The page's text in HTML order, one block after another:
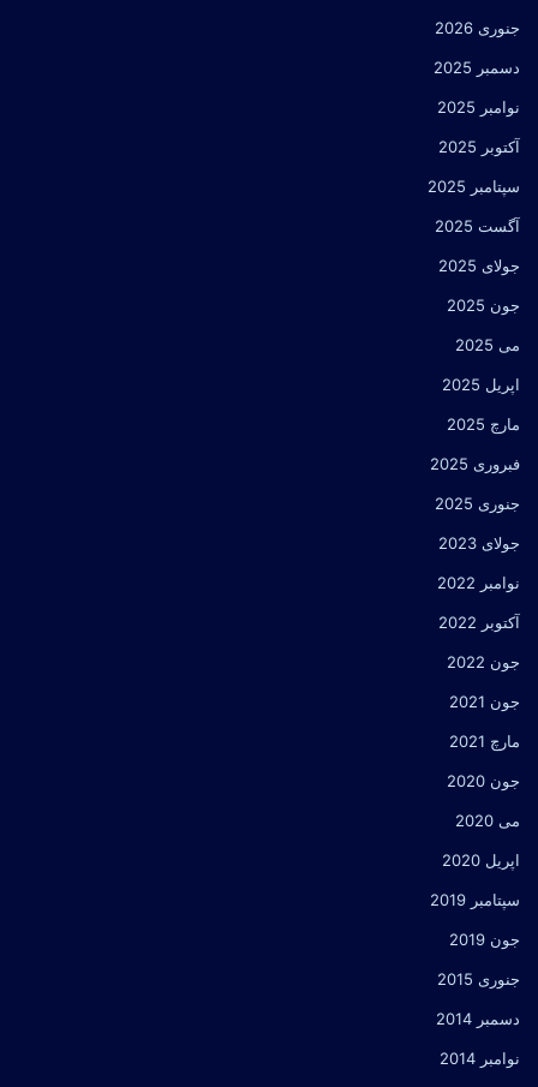
جنوری 2026
دسمبر 2025
نوامبر 2025
آکتوبر 2025
سپتامبر 2025
آگست 2025
جولای 2025
جون 2025
می 2025
اپریل 2025
مارچ 2025
فبروری 2025
جنوری 2025
جولای 2023
نوامبر 2022
آکتوبر 2022
جون 2022
جون 2021
مارچ 2021
جون 2020
می 2020
اپریل 2020
سپتامبر 2019
جون 2019
جنوری 2015
دسمبر 2014
نوامبر 2014